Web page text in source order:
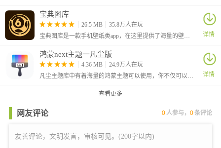
点点滴滴，为你量身打造的虚拟桌面小助手~
宝典图库
26.5 MB
35.8万人在玩
宝典图库是一款手机壁纸类app，在这里提供了海量的壁纸主图，各种详细的分类可供用户们挑选，选择喜欢的图片作为壁纸进行使用。软件中还提供了强大的图片编辑功能，可方便的对图片进行处理并作为壁纸进行使用。
详情
鸿蒙next主题一凡尘版
4.36 MB
24.9万人在玩
凡尘主题库中有着海量的鸿蒙主题可以使用，你不仅可以一键套用整套主题，还可以单独使用主题中的字体、壁纸等等，自由混搭，让你轻松打造出独属于你的个性化桌面，软件有定期更新的主题库，非常方便哦！
详情
查看更多
网友评论 0 人参与，0条评论